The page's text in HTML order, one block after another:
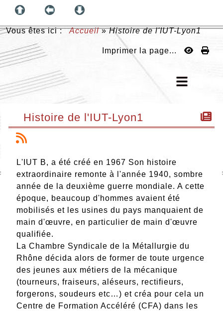
Vous êtes ici :Accueil»Histoire de l'IUT-Lyon1
Imprimer la page...
Histoire de l'IUT-Lyon1
L'IUT B, a été créé en 1967 Son histoire
extraordinaire remonte à l'année 1940, sombre
année de la deuxième guerre mondiale. A cette
époque, beaucoup d'hommes avaient été
mobilisés et les usines du pays manquaient de
main d'œuvre, en particulier de main d'œuvre
qualifiée.
La Chambre Syndicale de la Métallurgie du
Rhône décida alors de former de toute urgence
des jeunes aux métiers de la mécanique
(tourneurs, fraiseurs, aléseurs, rectifieurs,
forgerons, soudeurs etc…) et créa pour cela un
Centre de Formation Accéléré (CFA) dans les